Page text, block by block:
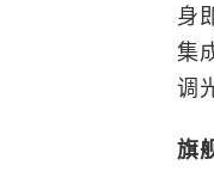
身
集
调
旗